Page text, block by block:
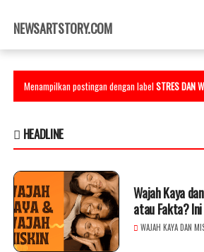
×
NEWSARTSTORY.COM
Menampilkan postingan dengan labelSTRES DAN
HEADLINE
Wajah Kaya
atau Fakta?
WAJAH KAYA DAN